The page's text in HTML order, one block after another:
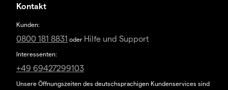
Kontakt
Kunden:
0800 181 8831 oder Hilfe und Support
Interessenten:
+49 69427299103
Unsere Öffnungszeiten des deutschsprachigen Kundenservices sind